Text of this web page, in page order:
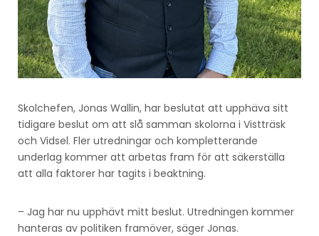
Skolchefen, Jonas Wallin, har beslutat att upphäva sitt
tidigare beslut om att slå samman skolorna i Vistträsk
och Vidsel. Fler utredningar och kompletterande
underlag kommer att arbetas fram för att säkerställa
att alla faktorer har tagits i beaktning.
– Jag har nu upphävt mitt beslut. Utredningen kommer
hanteras av politiken framöver, säger Jonas.